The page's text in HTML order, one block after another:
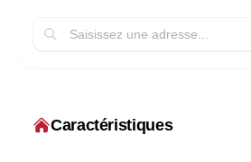
Caractéristiques